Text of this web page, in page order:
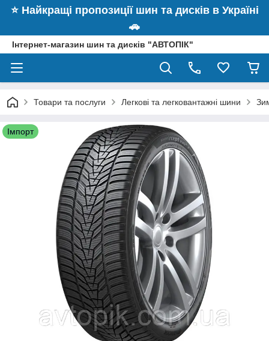
⭐️ Найкращі пропозиції шин та дисків в Україні
🚗
Інтернет-магазин шин та дисків "АВТОПІК"
Товари та послуги Легкові та легковантажні шини
Імпорт